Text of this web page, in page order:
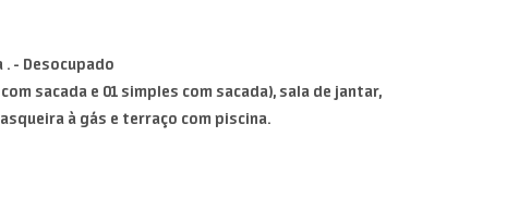
. - Desocupado
sacada e 01 simples com sacada), sala de jantar,
à gás e terraço com piscina.